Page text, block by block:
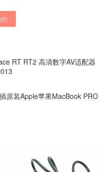
0)
RT RT2 高清数字AV适配器
原装Apple苹果MacBook PRO